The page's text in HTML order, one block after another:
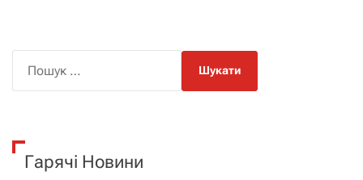
к
Гарячі Новини